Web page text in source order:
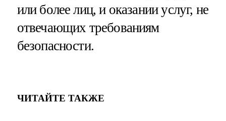
или более лиц, и оказании услуг, не
отвечающих требованиям
безопасности.
ЧИТАЙТЕ ТАКЖЕ